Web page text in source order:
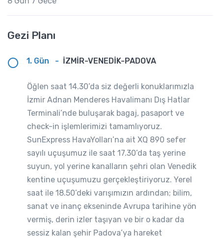
Gezi Planı
1. Gün - İZMİR-VENEDİK-PADOVA
Öğlen saat 14.30’da siz değerli konuklarımızla
İzmir Adnan Menderes Havalimanı Dış Hatlar
Terminali’nde buluşarak bagaj, pasaport ve
check-in işlemlerimizi tamamlıyoruz.
SunExpress HavaYolları’na ait XQ 890 sefer
sayılı uçuşumuz ile saat 17.30’da taş yerine
suyun, yol yerine kanalların şehri olan Venedik
kentine uçuşumuzu gerçekleştiriyoruz. Yerel
saat ile 18.50’deki varışımızın ardından; bilim,
sanat ve inanç ekseninde Avrupa tarihine yön
vermiş, derin izler taşıyan ve bir o kadar da
sessiz kalan şehir Padova’ya hareket